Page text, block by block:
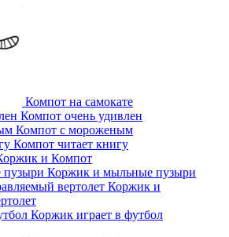
Компот на самокате
Компот очень удивлен
Компот с мороженым
Компот читает книгу
и Компот
Коржик и мыльные пузыри
Коржик и
Коржик играет в футбол